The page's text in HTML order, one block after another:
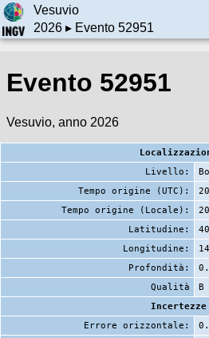
Vesuvio
2026▸ Evento 52951
Evento 52951
Vesuvio, anno 2026
Livello:
Tempo origine (UTC):
Tempo origine (Locale):
Latitudine:
Longitudine:
Profondità:
Qualità
B
Incertezze
Errore orizzontale: